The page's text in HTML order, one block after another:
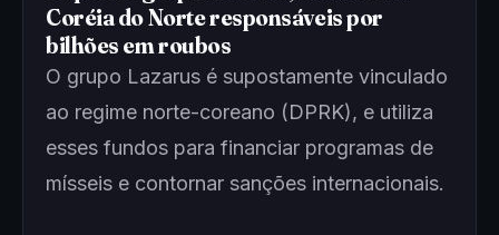
Coréia do Norte responsáveis por
bilhões em roubos
O grupo Lazarus é supostamente vinculado
ao regime norte-coreano (DPRK), e utiliza
esses fundos para financiar programas de
mísseis e contornar sanções internacionais.